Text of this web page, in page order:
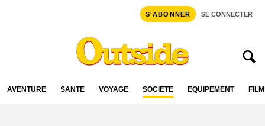
S'ABONNER SE CONNECTER
AVENTURE SANTÉ VOYAGE SOCIÉTÉ ÉQUIPEMENT